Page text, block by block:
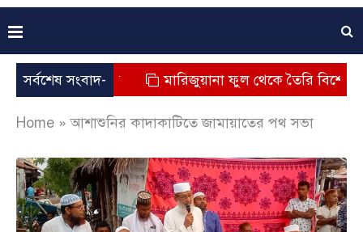
সর্বশেষ সংবাদ-
শিশুর মৃত্যু মারিজুয়ানা ফুল থেকে তৈরি বিশেষ মাদক
Home »আশাশুনির কাদাকাটিতে জামায়াতের পথ সভা